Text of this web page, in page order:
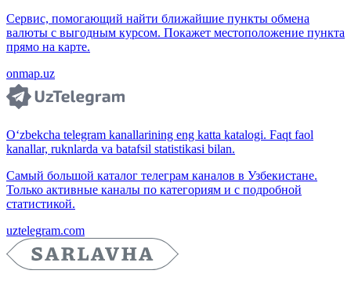
Сервис, помогающий найти ближайшие пункты обмена
валюты с выгодным курсом. Покажет местоположение пункта
прямо на карте.
onmap.uz
O‘zbekcha telegram kanallarining eng katta katalogi. Faqt faol
kanallar, ruknlarda va batafsil statistikasi bilan.
Самый большой каталог телеграм каналов в Узбекистане.
Только активные каналы по категориям и с подробной
статистикой.
uztelegram.com